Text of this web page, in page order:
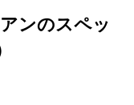
ンのスペッ